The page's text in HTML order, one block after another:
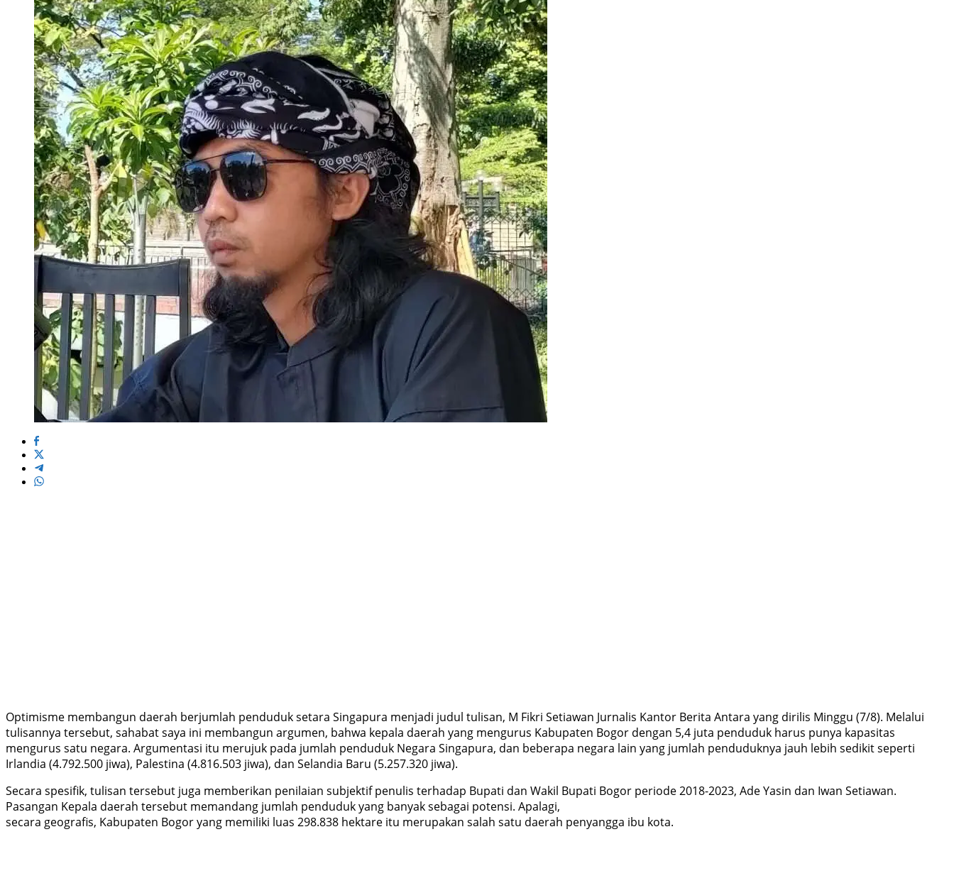
Optimisme membangun daerah berjumlah penduduk setara Singapura menjadi judul tulisan, M Fikri Setiawan Jurnalis Kantor Berita Antara yang dirilis Minggu (7/8). Melalui
tulisannya tersebut, sahabat saya ini membangun argumen, bahwa kepala daerah yang mengurus Kabupaten Bogor dengan 5,4 juta penduduk harus punya kapasitas
mengurus satu negara. Argumentasi itu merujuk pada jumlah penduduk Negara Singapura, dan beberapa negara lain yang jumlah penduduknya jauh lebih sedikit seperti
Irlandia (4.792.500 jiwa), Palestina (4.816.503 jiwa), dan Selandia Baru (5.257.320 jiwa).
Secara spesifik, tulisan tersebut juga memberikan penilaian subjektif penulis terhadap Bupati dan Wakil Bupati Bogor periode 2018-2023, Ade Yasin dan Iwan Setiawan.
Pasangan Kepala daerah tersebut memandang jumlah penduduk yang banyak sebagai potensi. Apalagi,
secara geografis, Kabupaten Bogor yang memiliki luas 298.838 hektare itu merupakan salah satu daerah penyangga ibu kota.